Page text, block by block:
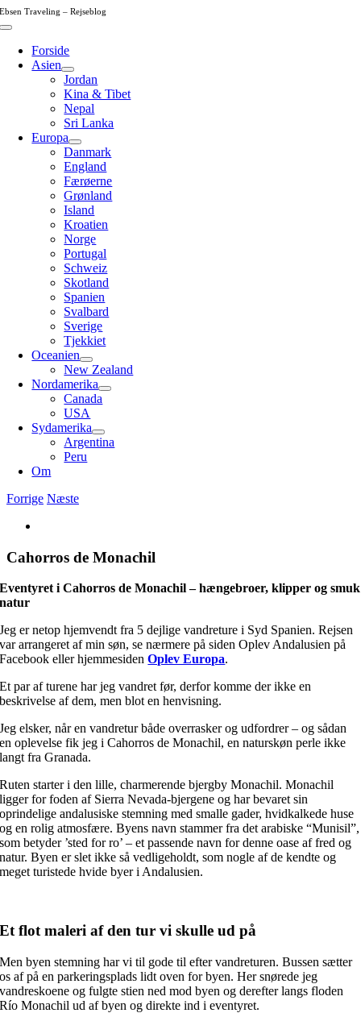
Skip
to
Ebsen Traveling – Rejseblog
Toggle
NavigationForside
Asien
Jordan
Kina & Tibet
Nepal
Sri Lanka
Europa
Danmark
England
Færøerne
Grønland
Island
Kroatien
Norge
Portugal
Schweiz
Skotland
Spanien
Svalbard
Sverige
Tjekkiet
Oceanien
New Zealand
Nordamerika
Canada
USA
Sydamerika
Argentina
Peru
Om
Forrige Næste
billede
Cahorros de Monachil
Eventyret i Cahorros de Monachil – hængebroer, klipper og smuk
natur
Jeg er netop hjemvendt fra 5 dejlige vandreture i Syd Spanien. Rejsen
var arrangeret af min søn, se nærmere på siden Oplev Andalusien på
Facebook eller hjemmesidenOplev Europa.
Et par af turene har jeg vandret før, derfor komme der ikke en
beskrivelse af dem, men blot en henvisning.
Jeg elsker, når en vandretur både overrasker og udfordrer – og sådan
en oplevelse fik jeg i Cahorros de Monachil, en naturskøn perle ikke
langt fra Granada.
Ruten starter i den lille, charmerende bjergby Monachil. Monachil
ligger for foden af Sierra Nevada-bjergene og har bevaret sin
oprindelige andalusiske stemning med smalle gader, hvidkalkede huse
og en rolig atmosfære. Byens navn stammer fra det arabiske “Munisil”,
som betyder ’sted for ro’ – et passende navn for denne oase af fred og
natur. Byen er slet ikke så vedligeholdt, som nogle af de kendte og
meget turistede hvide byer i Andalusien.
Et flot maleri af den tur vi skulle ud på
Men byen stemning har vi til gode til efter vandreturen. Bussen sætter
os af på en parkeringsplads lidt oven for byen. Her snørede jeg
vandreskoene og fulgte stien ned mod byen og derefter langs floden
Río Monachil ud af byen og direkte ind i eventyret.